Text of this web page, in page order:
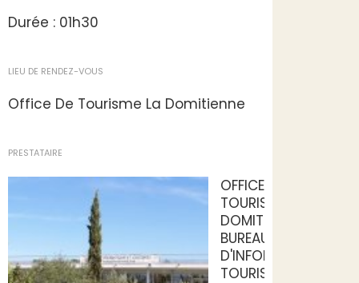
Durée : 01h30
LIEU DE RENDEZ-VOUS
Office De Tourisme La Domitienne
PRESTATAIRE
OFFICE DE
TOURISME LA
DOMITIENNE -
BUREAU
D'INFORMATION
TOURISTIQUE